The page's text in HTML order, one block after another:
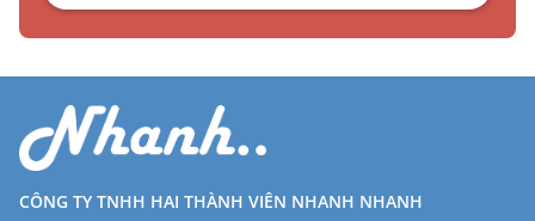
CÔNG TY TNHH HAI THÀNH VIÊN NHANH NHANH